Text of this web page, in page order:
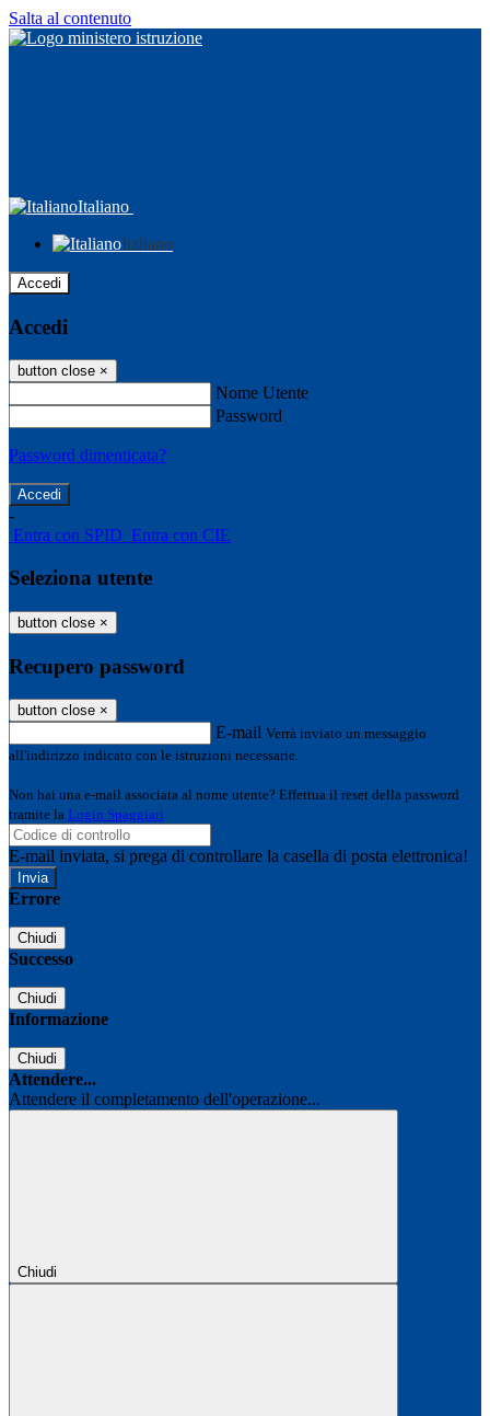
Salta al contenuto
Italiano
Italiano
Accedi
Accedi
button close ×
Nome Utente
Password
Password dimenticata?
-
Entra con SPID Entra con CIE
Seleziona utente
button close ×
Recupero password
button close ×
E-mail Verrà inviato un messaggio
all'indirizzo indicato con le istruzioni necessarie.
Non hai una e-mail associata al nome utente? Effettua il reset della password
tramite la Login Spaggiari
E-mail inviata, si prega di controllare la casella di posta elettronica!
Errore
Chiudi
Successo
Chiudi
Informazione
Chiudi
Attendere...
Attendere il completamento dell'operazione...
Chiudi